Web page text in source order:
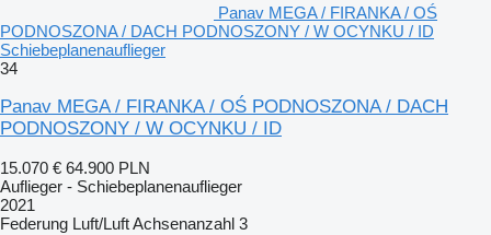
Panav MEGA / FIRANKA / OŚ
PODNOSZONA / DACH PODNOSZONY / W OCYNKU / ID
Schiebeplanenauflieger
34
Panav MEGA / FIRANKA / OŚ PODNOSZONA / DACH
PODNOSZONY / W OCYNKU / ID
15.070 € 64.900 PLN
Auflieger - Schiebeplanenauflieger
2021
Federung Luft/LuftAchsenanzahl 3